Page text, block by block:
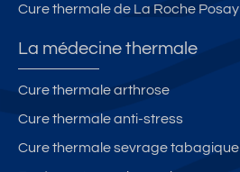
Cure thermale de La Roche Posay
La médecine thermale
Cure thermale arthrose
Cure thermale anti-stress
Cure thermale sevrage tabagique